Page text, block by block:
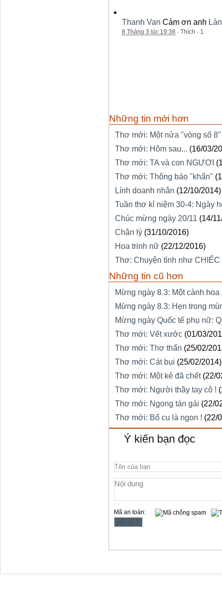
Thanh Van Cám ơn anh
8 Tháng 3 lúc 19:38 · Thích · 1
Những tin mới hơn
Thơ mới: Một nửa "vòng số 8"
Thơ mới: Hôm sau... (16/03/
Thơ mới: TA và con NGƯƠI
Thơ mới: Thông báo "khẩn"
Lính doanh nhân (12/10/2014)
Tuần thơ kỉ niệm 30-4: Ngày
Chúc mừng ngày 20/11 (14/
Chân lý (31/10/2016)
Hoa trinh nữ (22/12/2016)
Thơ: Chuyện tình như CHIẾC
Những tin cũ hơn
Mừng ngày 8.3: Một cành hoa
Mừng ngày 8.3: Hẹn trong
Mừng ngày Quốc tế phụ nữ:
Thơ mới: Vết xước (01/03/
Thơ mới: Thơ thẩn (25/02/
Thơ mới: Cát bụi (25/02/2014)
Thơ mới: Một kẻ đã chết (22/
Thơ mới: Người thầy tay cô !
Thơ mới: Ngọng tán gái (22/
Thơ mới: Bố cu là ngon ! (22/
Ý kiến bạn đọc
Mã an toàn: